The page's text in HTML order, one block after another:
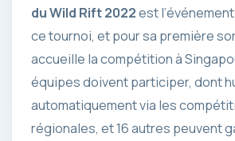
du Wild Rift 2022est
ce tournoi, et pour sa première
accueille la compétition à
équipes doivent participer, dont
automatiquement via les
régionales, et 16 autres peuvent